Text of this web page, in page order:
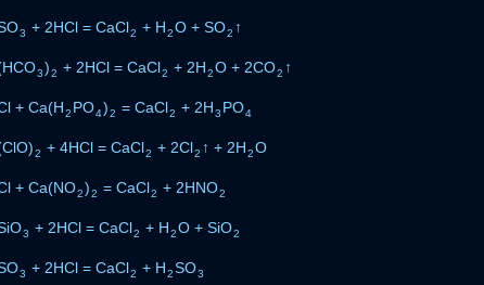
3 + 2HCl = CaCl2 + H2O + SO2 ↑
3)2 + 2HCl = CaCl2 + 2H2O + 2CO2 ↑
+ Ca(H2 PO4)2 = CaCl2 + 2H3 PO4
2 + 4HCl = CaCl2 + 2Cl2 ↑ + 2H2O
+ Ca(NO2)2 = CaCl2 + 2HNO2
3 + 2HCl = CaCl2 + H2O + SiO2
3 + 2HCl = CaCl2 + H2SO3